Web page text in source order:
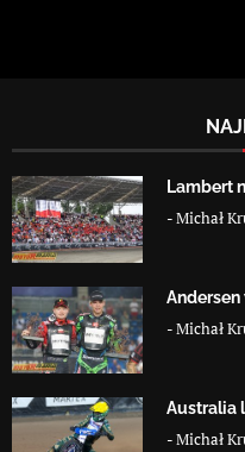
Lambert
-Michał
Andersen
-Michał
Australia
-Michał